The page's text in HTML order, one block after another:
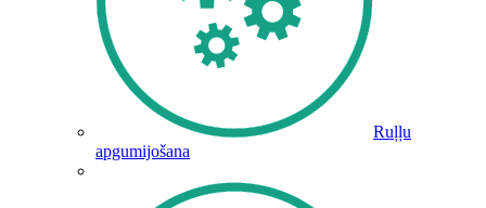
Ruļļu
apgumijošana